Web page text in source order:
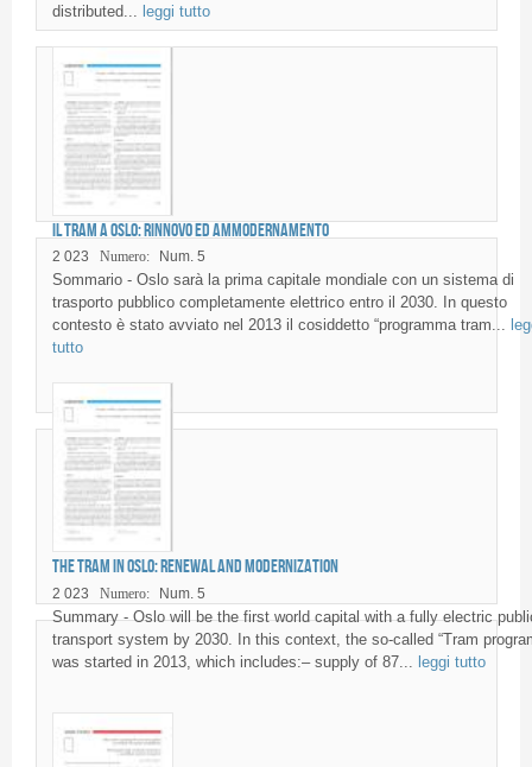
distributed... leggi tutto
Il tram a Oslo: rinnovo ed ammodernamento
2 023 Numero: Num. 5
Sommario - Oslo sarà la prima capitale mondiale con un sistema di
trasporto pubblico completamente elettrico entro il 2030. In questo
contesto è stato avviato nel 2013 il cosiddetto “programma tram...
tutto
The tram in Oslo: renewal and modernization
2 023 Numero: Num. 5
Summary - Oslo will be the first world capital with a fully electric
transport system by 2030. In this context, the so-called “Tram
was started in 2013, which includes:– supply of 87...
leggi tutto